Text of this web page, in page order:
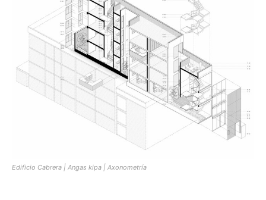
Edificio Cabrera | Angas kipa | Axonometría